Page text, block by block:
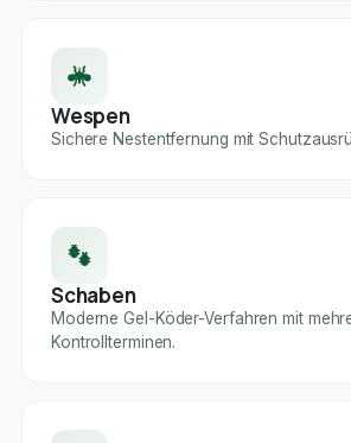
Wespen
Sichere Nestentfernung mit
Schaben
Moderne Gel-Köder-Verfahren mit
Kontrollterminen.